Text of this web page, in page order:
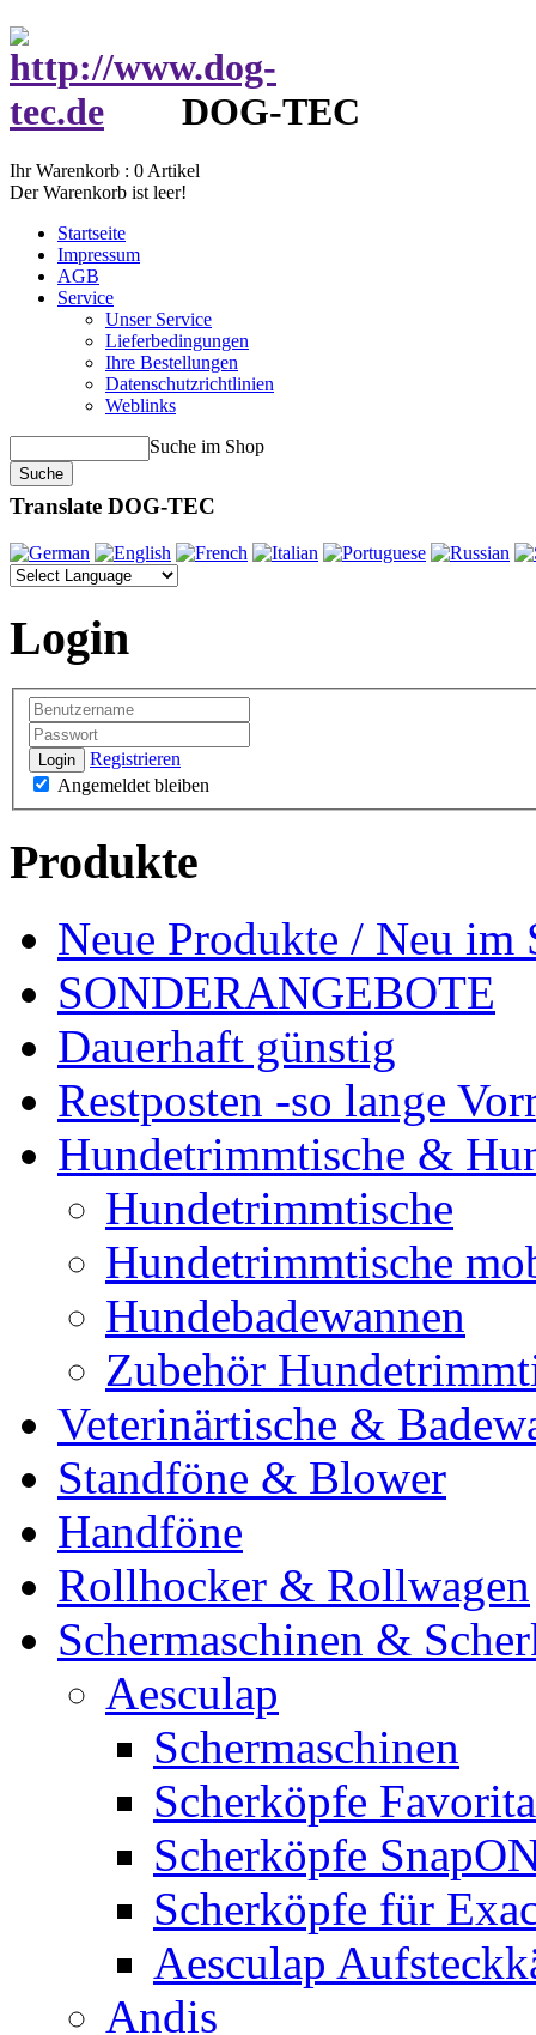
DOG-TEC
Ihr Warenkorb : 0 Artikel
Der Warenkorb ist leer!
Startseite
Impressum
AGB
Service
Unser Service
Lieferbedingungen
Ihre Bestellungen
Datenschutzrichtlinien
Weblinks
Suche im Shop
Translate DOG-TEC
Login
Login
Registrieren
Angemeldet bleiben
Produkte
Neue Produkte / Neu im
SONDERANGEBOTE
Dauerhaft günstig
Restposten -so lange
Hundetrimmtische &
Hundetrimmtische
Hundetrimmtische
Hundebadewannen
Zubehör
Veterinärtische &
Standföne & Blower
Handföne
Rollhocker & Rollwagen
Schermaschinen &
Aesculap
Schermaschinen
Scherköpfe
Scherköpfe
Scherköpfe für
Aesculap
Andis